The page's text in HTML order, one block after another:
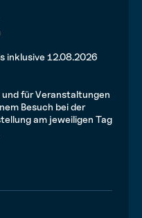
inklusive 12.08.2026
für Veranstaltungen
Besuch bei der
am jeweiligen Tag